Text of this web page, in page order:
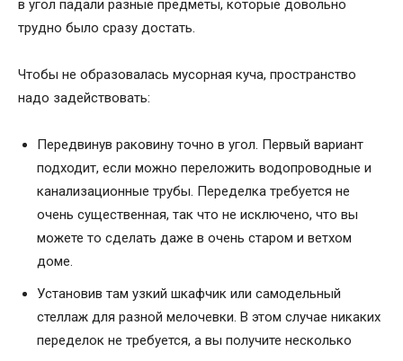
в угол падали разные предметы, которые довольно
трудно было сразу достать.
Чтобы не образовалась мусорная куча, пространство
надо задействовать:
Передвинув раковину точно в угол. Первый вариант
подходит, если можно переложить водопроводные и
канализационные трубы. Переделка требуется не
очень существенная, так что не исключено, что вы
можете то сделать даже в очень старом и ветхом
доме.
Установив там узкий шкафчик или самодельный
стеллаж для разной мелочевки. В этом случае никаких
переделок не требуется, а вы получите несколько